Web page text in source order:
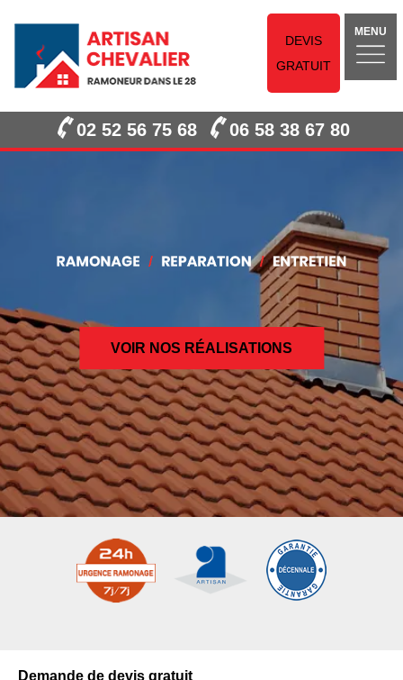
DEVIS
GRATUIT
MENU
02 52 56 75 68 06 58 38 67 80
VOIR NOS RÉALISATIONS
Demande de devis gratuit